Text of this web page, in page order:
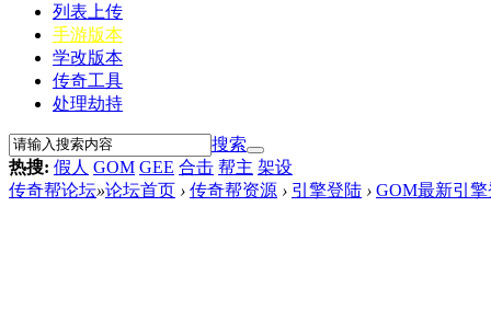
列表上传
手游版本
学改版本
传奇工具
处理劫持
搜索
热搜: 假人 GOM GEE 合击 帮主 架设
传奇帮论坛»论坛首页 › 传奇帮资源 › 引擎登陆 › GOM最新引擎